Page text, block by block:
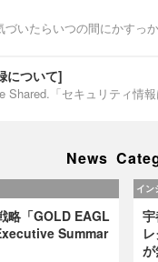
いたらいつの間にかすっ
について]
「セキュリティ情
News
略「GOLD EAGL
Summar
イン